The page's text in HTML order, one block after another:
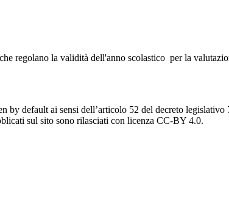
regolano la validità dell'anno scolastico per la
by default ai sensi dell’articolo 52 del decreto
sul sito sono rilasciati con licenza CC-BY 4.0.